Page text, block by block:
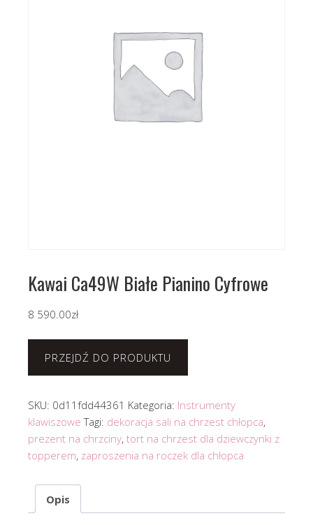
Kawai Ca49W Białe Pianino Cyfrowe
8 590.00zł
PRZEJDŹ DO PRODUKTU
SKU: 0d11fdd44361 Kategoria: Instrumenty
klawiszowe Tagi: dekoracja sali na chrzest chłopca,
prezent na chrzciny, tort na chrzest dla dziewczynki z
topperem, zaproszenia na roczek dla chłopca
Opis